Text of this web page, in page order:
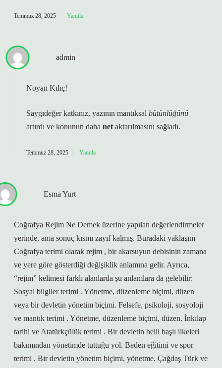
Temmuz 28, 2025 Yanıtla
admin
Noyan Kılıç!
Saygıdeğer katkınız, yazının mantıksal bütünlüğünü
artırdı ve konunun daha net aktarılmasını sağladı.
Temmuz 28, 2025 Yanıtla
Esma Yurt
Coğrafya Rejim Ne Demek üzerine yapılan değerlendirmeler
yerinde, ama sonuç kısmı zayıf kalmış. Buradaki yaklaşım
Coğrafya terimi olarak rejim , bir akarsuyun debisinin zamana
ve yere göre gösterdiği değişiklik anlamına gelir. Ayrıca,
“rejim” kelimesi farklı alanlarda şu anlamlara da gelebilir:
Sosyal bilgiler terimi . Yönetme, düzenleme biçimi, düzen
veya bir devletin yönetim biçimi. Felsefe, psikoloji, sosyoloji
ve mantık terimi . Yönetme, düzenleme biçimi, düzen. İnkılap
tarihi ve Atatürkçülük terimi . Bir devletin belli başlı ilkeleri
bakımından yönetimde tuttuğu yol. Beden eğitimi ve spor
terimi . Bir devletin yönetim biçimi, yönetme. Çağdaş Türk ve